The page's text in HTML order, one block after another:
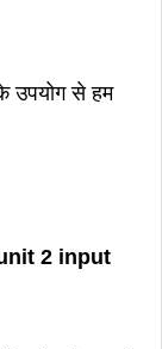
उपयोग से हम
2 input